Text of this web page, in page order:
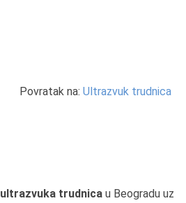
Povratak na: Ultrazvuk trudnica
ultrazvuka trudnica u Beogradu uz